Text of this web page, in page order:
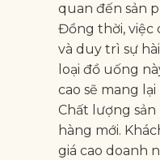
quan đến sản
Đồng thời, việc
và duy trì sự
loại đồ uống
cao sẽ mang
Chất lượng
hàng mới.
giá cao doanh